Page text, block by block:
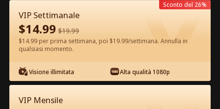
VIP Settimanale
$14.99 $19.99
$14.99 per prima settimana, poi $19.99/settimana. Annulla in
qualsiasi momento.
Visione illimitata Alta qualità 1080p
Sconto del 26%
VIP Mensile